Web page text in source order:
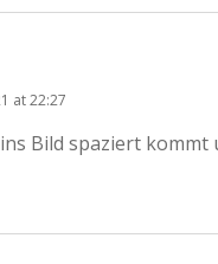
at 22:27
Bild spaziert